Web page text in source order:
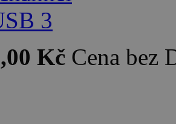
Kč Cena bez